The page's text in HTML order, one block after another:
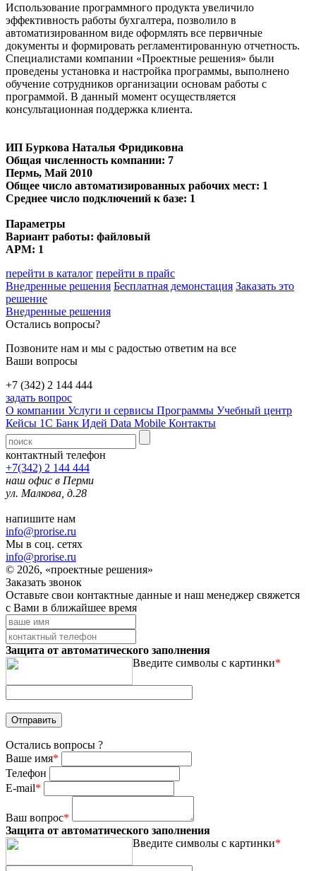
Использование программного продукта увеличило
эффективность работы бухгалтера, позволило в
автоматизированном виде оформлять все первичные
документы и формировать регламентированную отчетность.
Специалистами компании «Проектные решения» были
проведены установка и настройка программы, выполнено
обучение сотрудников организации основам работы с
программой. В данный момент осуществляется
консультационная поддержка клиента.
ИП Буркова Наталья Фридиковна
Общая численность компании: 7
Пермь, Май 2010
Общее число автоматизированных рабочих мест: 1
Среднее число подключений к базе: 1
Параметры
Вариант работы: файловый
АРМ: 1
перейти в каталог перейти в прайс
Внедренные решения Бесплатная демонстация Заказать это
решение
Внедренные решения
Остались вопросы?
Позвоните нам и мы с радостью ответим на все
Ваши вопросы
+7 (342) 2 144 444
задать вопрос
О компании Услуги и сервисы Программы Учебный центр
Кейсы 1С Банк Идей Data Mobile Контакты
контактный телефон
+7(342) 2 144 444
наш офис в Перми
ул. Малкова, д.28
напишите нам
info@prorise.ru
Мы в соц. сетях
info@prorise.ru
© 2026, «проектные решения»
Заказать звонок
Оставьте свои контактные данные и наш менеджер свяжется
с Вами в ближайшее время
Защита от автоматического заполнения
Введите символы с картинки*
Остались вопросы ?
Ваше имя*
Телефон
E-mail*
Ваш вопрос*
Защита от автоматического заполнения
Введите символы с картинки*